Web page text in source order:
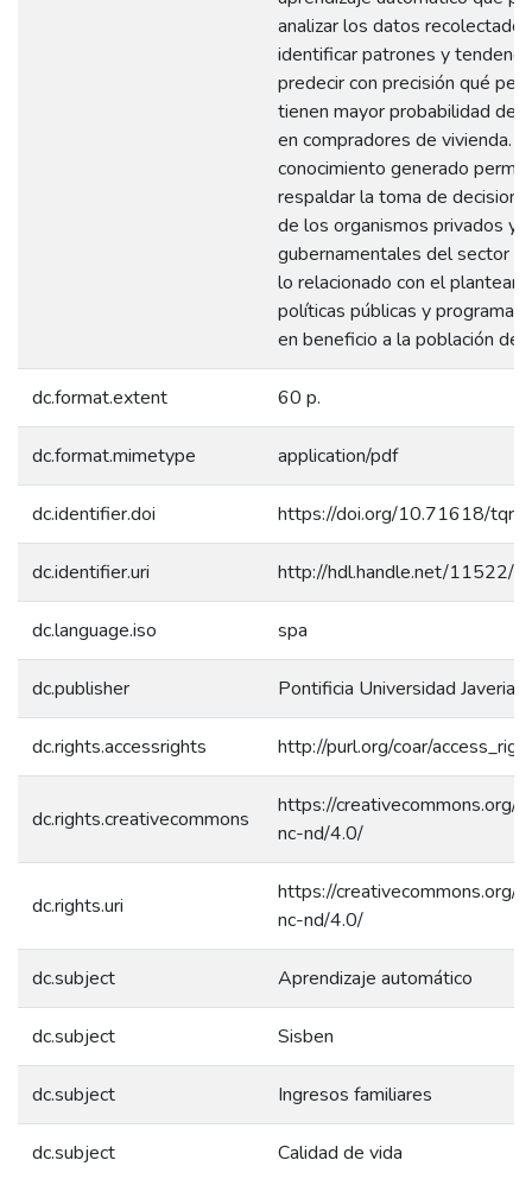
analizar los datos
identificar patrones y
predecir con precisión qué
tienen mayor probabilidad de
en compradores de vivienda. El
conocimiento generado
respaldar la toma de
de los organismos privados y
gubernamentales del sector
lo relacionado con el
políticas públicas y programas
en beneficio a la población de
dc.format.extent 60 p.
dc.format.mimetype application/pdf
dc.identifier.doi https://doi.org/10.71618/
dc.identifier.uri http://hdl.handle.net/11522/
dc.language.iso spa
dc.publisher Pontificia Universidad
dc.rights.accessrights http://purl.org/coar/
dc.rights.creativecommons
https://creativecommons.org/
nc-nd/4.0/
dc.rights.uri
https://creativecommons.org/
nc-nd/4.0/
dc.subject Aprendizaje automático
dc.subject Sisben
dc.subject Ingresos familiares
dc.subject Calidad de vida